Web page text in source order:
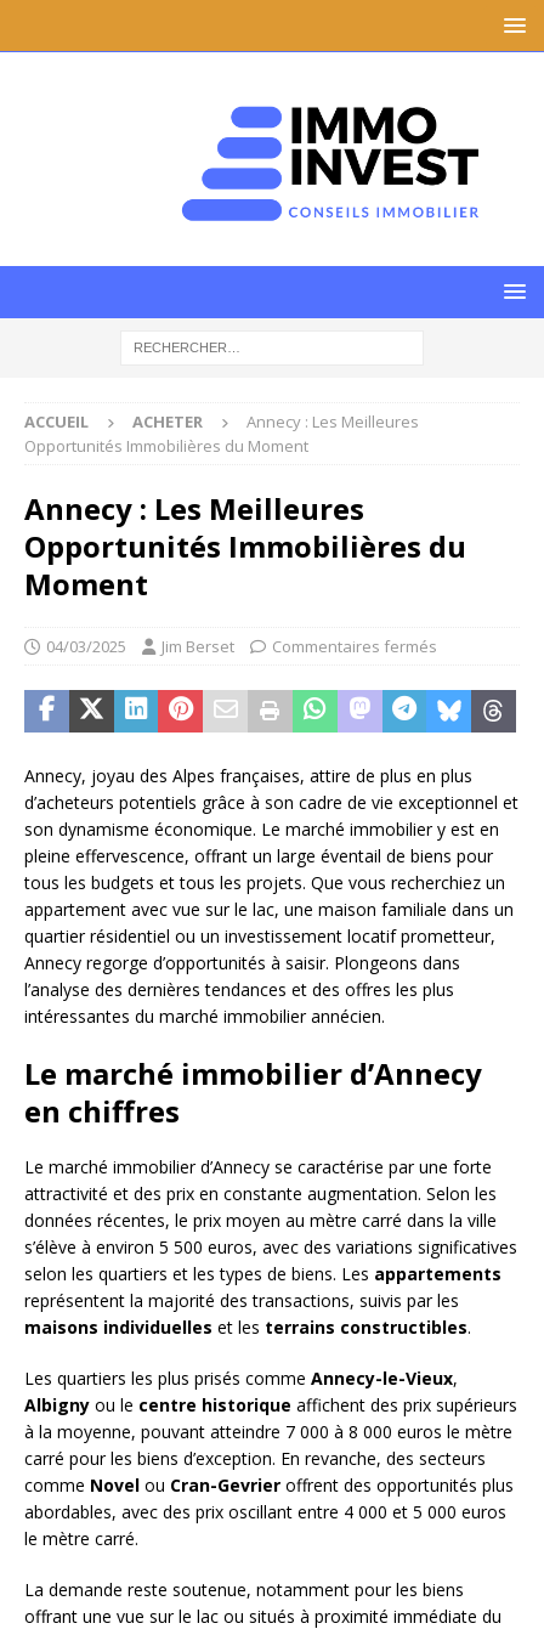
ACCUEIL ACHETER
Annecy : Les Meilleures
Opportunités Immobilières du Moment
Annecy : Les Meilleures
Opportunités Immobilières du
Moment
04/03/2025 Jim Berset Commentaires fermés
Annecy, joyau des Alpes françaises, attire de plus en plus
d’acheteurs potentiels grâce à son cadre de vie exceptionnel et
son dynamisme économique. Le marché immobilier y est en
pleine effervescence, offrant un large éventail de biens pour
tous les budgets et tous les projets. Que vous recherchiez un
appartement avec vue sur le lac, une maison familiale dans un
quartier résidentiel ou un investissement locatif prometteur,
Annecy regorge d’opportunités à saisir. Plongeons dans
l’analyse des dernières tendances et des offres les plus
intéressantes du marché immobilier annécien.
Le marché immobilier d’Annecy
en chiffres
Le marché immobilier d’Annecy se caractérise par une forte
attractivité et des prix en constante augmentation. Selon les
données récentes, le prix moyen au mètre carré dans la ville
s’élève à environ 5 500 euros, avec des variations significatives
selon les quartiers et les types de biens. Les appartements
représentent la majorité des transactions, suivis par les
maisons individuelles et les terrains constructibles.
Les quartiers les plus prisés comme Annecy-le-Vieux,
Albigny ou le centre historique affichent des prix supérieurs
à la moyenne, pouvant atteindre 7 000 à 8 000 euros le mètre
carré pour les biens d’exception. En revanche, des secteurs
comme Novel ou Cran-Gevrier offrent des opportunités plus
abordables, avec des prix oscillant entre 4 000 et 5 000 euros
le mètre carré.
La demande reste soutenue, notamment pour les biens
offrant une vue sur le lac ou situés à proximité immédiate du